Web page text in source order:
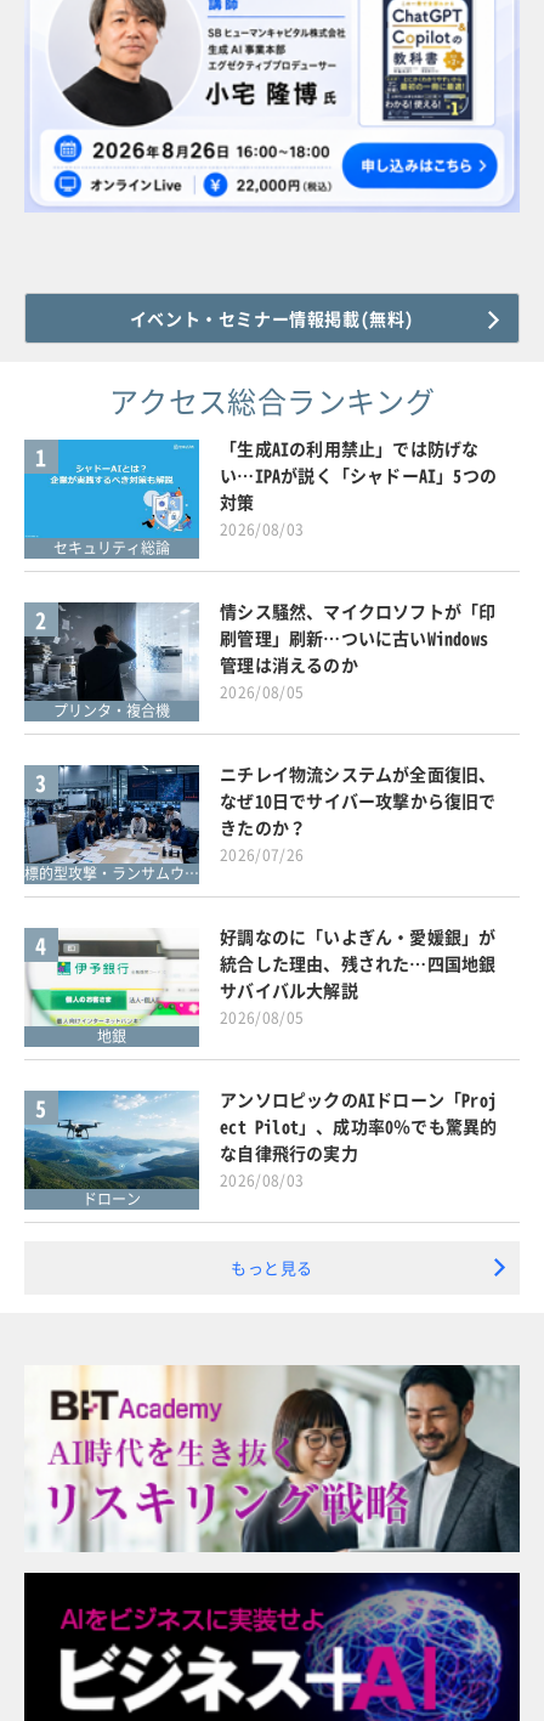
イベント・セミナー情報掲載(無料)
アクセス総合ランキング
1
セキュリティ総論
「生成AIの利用禁止」では防げな
い…IPAが説く「シャドーAI」5つの
対策
2026/08/03
2
プリンタ・複合機
情シス騒然、マイクロソフトが「印
刷管理」刷新…ついに古いWindows
管理は消えるのか
2026/08/05
3
標的型攻撃・ランサムウェア対策
ニチレイ物流システムが全面復旧、
なぜ10日でサイバー攻撃から復旧で
きたのか？
2026/07/26
4
地銀
好調なのに「いよぎん・愛媛銀」が
統合した理由、残された…四国地銀
サバイバル大解説
2026/08/05
5
ドローン
アンソロピックのAIドローン「Proj
ect Pilot」、成功率0％でも驚異的
な自律飛行の実力
2026/08/03
もっと見る